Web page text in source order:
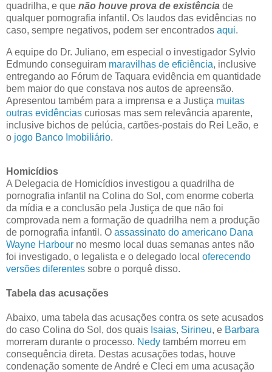
quadrilha, e que não houve prova de existência de
qualquer pornografia infantil. Os laudos das evidências no
caso, sempre negativos, podem ser encontrados aqui.
A equipe do Dr. Juliano, em especial o investigador Sylvio
Edmundo conseguiram maravilhas de eficiência, inclusive
entregando ao Fórum de Taquara evidência em quantidade
bem maior do que constava nos autos de apreensão.
Apresentou também para a imprensa e a Justiça muitas
outras evidências curiosas mas sem relevância aparente,
inclusive bichos de pelúcia, cartões-postais do Rei Leão, e
o jogo Banco Imobiliário.
Homicídios
A Delegacia de Homicídios investigou a quadrilha de
pornografia infantil na Colina do Sol, com enorme coberta
da mídia e a conclusão pela Justiça de que não foi
comprovada nem a formação de quadrilha nem a produção
de pornografia infantil. O assassinato do americano Dana
Wayne Harbour no mesmo local duas semanas antes não
foi investigado, o legalista e o delegado local oferecendo
versões diferentes sobre o porquê disso.
Tabela das acusações
Abaixo, uma tabela das acusações contra os sete acusados
do caso Colina do Sol, dos quais Isaias, Sirineu, e Barbara
morreram durante o processo. Nedy também morreu em
consequência direta. Destas acusações todas, houve
condenação somente de André e Cleci em uma acusação